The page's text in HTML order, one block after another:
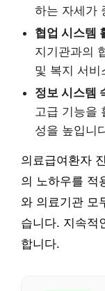
하는 자세가
협업 시스템
지기관과의
및 복지 서비
정보 시스템
고급 기능을
성을 높입니
의료급여환자
의 노하우를 적
와 의료기관 모
습니다. 지속적
합니다.